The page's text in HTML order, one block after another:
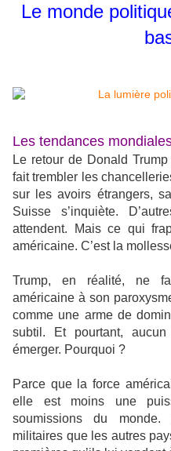
Le monde
Les tendances
Le retour de Donald
fait trembler les
sur les avoirs étrangers,
Suisse s’inquiète.
attendent. Mais ce qui
américaine. C’est la
Trump, en réalité, ne
américaine à son
comme une arme de
subtil. Et pourtant,
émerger. Pourquoi ?
Parce que la force
elle est moins une
soumissions du
militaires que les autres